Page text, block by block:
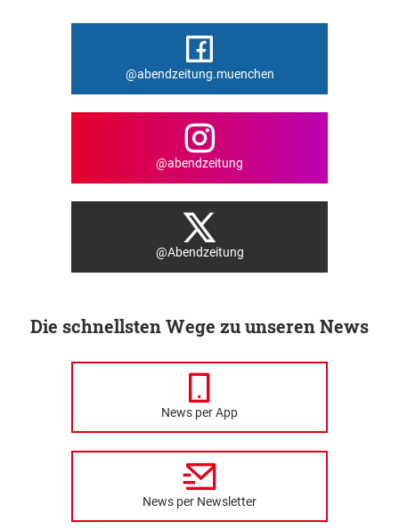
@abendzeitung.muenchen
@abendzeitung
@Abendzeitung
Die schnellsten Wege zu unseren News
News per App
News per Newsletter